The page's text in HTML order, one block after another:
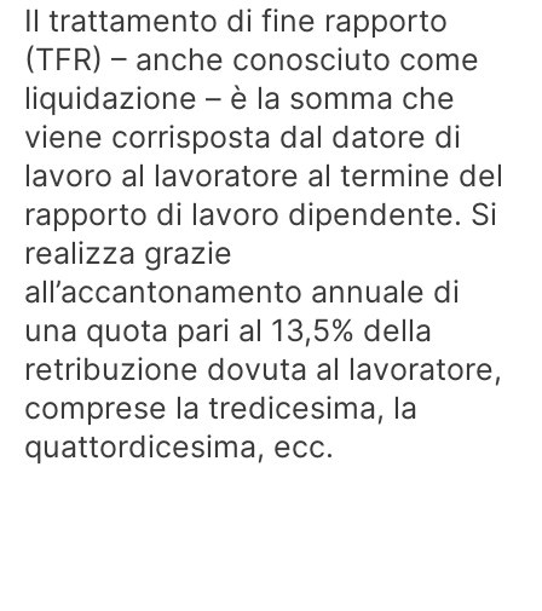
Il trattamento di fine rapporto
(TFR) – anche conosciuto come
liquidazione – è la somma che
viene corrisposta dal datore di
lavoro al lavoratore al termine del
rapporto di lavoro dipendente. Si
realizza grazie
all’accantonamento annuale di
una quota pari al 13,5% della
retribuzione dovuta al lavoratore,
comprese la tredicesima, la
quattordicesima, ecc.